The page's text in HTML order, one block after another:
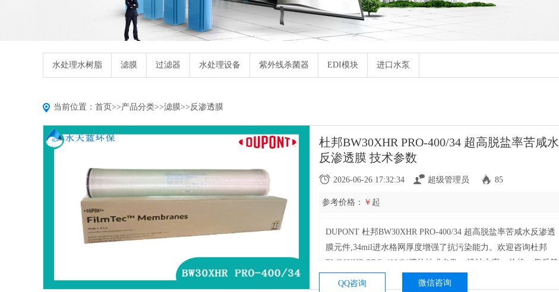
水处理水树脂 滤膜 过滤器 水处理设备 紫外线杀菌器 EDI模块 进口水泵
当前位置： 首页>>产品分类>>滤膜>>反渗透膜
杜邦BW30XHR PRO-400/34 超高脱盐率苦咸水
反渗透膜 技术参数
2026-06-26 17:32:34 超级管理员 85
参考价格： ￥ 起
DUPONT 杜邦BW30XHR PRO-400/34 超高脱盐率苦咸水反渗透
膜元件,34mil进水格网厚度增强了抗污染能力。欢迎咨询杜邦
BW30XHR PRO-400/34膜的技术参数、设计方案、价格、售后等
问题
QQ咨询 微信咨询